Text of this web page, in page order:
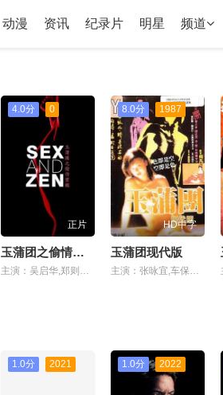
动漫 资讯 纪录片 明星 频道
4.0分 0
正片
玉蒲团之偷情宝鉴
主演：吴启华,郑则仕,叶子楣,徐锦江
8.0分 1987
HD中字
玉蒲团现代版
主演：张咏宜,车保罗,关海山,水岛裕美,森田水绘
1.0分 2021 1.0分 2022